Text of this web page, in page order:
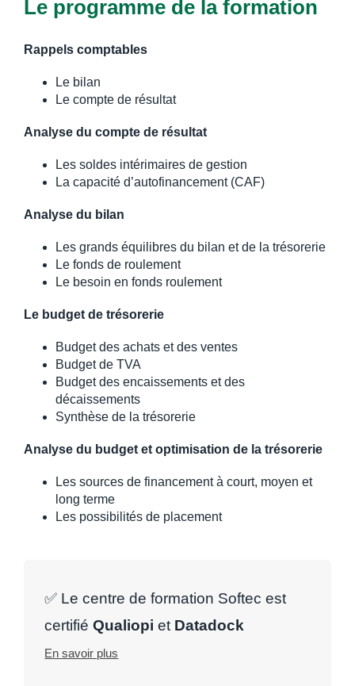
Le programme de la formation
Rappels comptables
Le bilan
Le compte de résultat
Analyse du compte de résultat
Les soldes intérimaires de gestion
La capacité d’autofinancement (CAF)
Analyse du bilan
Les grands équilibres du bilan et de la trésorerie
Le fonds de roulement
Le besoin en fonds roulement
Le budget de trésorerie
Budget des achats et des ventes
Budget de TVA
Budget des encaissements et des
décaissements
Synthèse de la trésorerie
Analyse du budget et optimisation de la trésorerie
Les sources de financement à court, moyen et
long terme
Les possibilités de placement
✅ Le centre de formation Softec est
certifiéQualiopi et Datadock
En savoir plus